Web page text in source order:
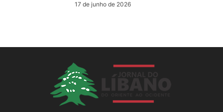
17 de junho de 2026